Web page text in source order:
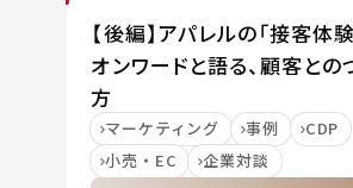
【後編】アパレルの「接客体
オンワードと語る、顧客との
方
マーケティング 事例
CDP
小売・EC
企業対談